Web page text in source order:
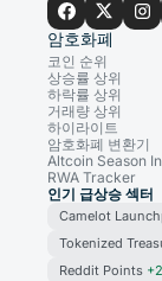
암호화폐
코인 순위
상승률 상위
하락률 상위
거래량 상위
하이라이트
암호화폐 변환기
Altcoin Season
RWA Tracker
인기 급상승 섹터
Camelot
Tokenized
Reddit Points